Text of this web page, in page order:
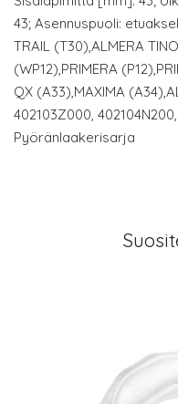
43; Asennuspuoli:
TRAIL (T30),ALMERA
(WP12),PRIMERA
QX (A33),MAXIMA
402103Z000,
Pyöränlaakerisarja